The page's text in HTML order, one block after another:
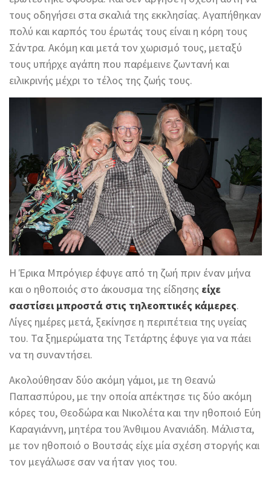
τους οδηγήσει στα σκαλιά της εκκλησίας. Αγαπήθηκαν
πολύ και καρπός του έρωτάς τους είναι η κόρη τους
Σάντρα. Ακόμη και μετά τον χωρισμό τους, μεταξύ
τους υπήρχε αγάπη που παρέμεινε ζωντανή και
ειλικρινής μέχρι το τέλος της ζωής τους.
Η Έρικα Μπρόγιερ έφυγε από τη ζωή πριν έναν μήνα
και ο ηθοποιός στο άκουσμα της είδησης είχε
σαστίσει μπροστά στις τηλεοπτικές κάμερες.
Λίγες ημέρες μετά, ξεκίνησε η περιπέτεια της υγείας
του. Τα ξημερώματα της Τετάρτης έφυγε για να πάει
να τη συναντήσει.
Ακολούθησαν δύο ακόμη γάμοι, με τη Θεανώ
Παπασπύρου, με την οποία απέκτησε τις δύο ακόμη
κόρες του, Θεοδώρα και Νικολέτα και την ηθοποιό Εύη
Καραγιάννη, μητέρα του Άνθιμου Ανανιάδη. Μάλιστα,
με τον ηθοποιό ο Βουτσάς είχε μία σχέση στοργής και
τον μεγάλωσε σαν να ήταν γιος του.